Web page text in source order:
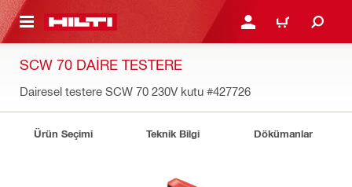
GEÇ GIRIŞ YAP YA DA KAYIT
SEPET
SCW 70 DAIRE TESTERE
Dairesel testere SCW 70 230V kutu #427726
Ürün Seçimi Teknik Bilgi Dökümanlar